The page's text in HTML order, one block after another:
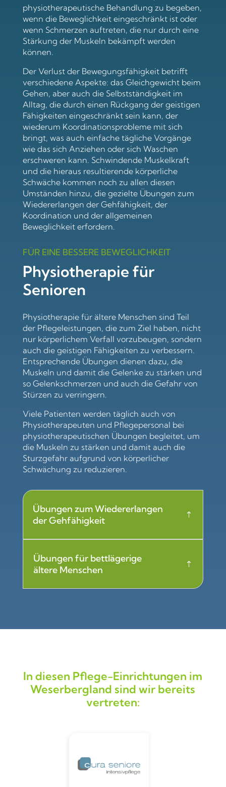
physiotherapeutische Behandlung zu begeben,
wenn die Beweglichkeit eingeschränkt ist oder
wenn Schmerzen auftreten, die nur durch eine
Stärkung der Muskeln bekämpft werden
können.
Der Verlust der Bewegungsfähigkeit betrifft
verschiedene Aspekte: das Gleichgewicht beim
Gehen, aber auch die Selbstständigkeit im
Alltag, die durch einen Rückgang der geistigen
Fähigkeiten eingeschränkt sein kann, der
wiederum Koordinationsprobleme mit sich
bringt, was auch einfache tägliche Vorgänge
wie das sich Anziehen oder sich Waschen
erschweren kann. Schwindende Muskelkraft
und die hieraus resultierende körperliche
Schwäche kommen noch zu allen diesen
Umständen hinzu, die gezielte Übungen zum
Wiedererlangen der Gehfähigkeit, der
Koordination und der allgemeinen
Beweglichkeit erfordern.
FÜR EINE BESSERE BEWEGLICHKEIT
Physiotherapie für
Senioren
Physiotherapie für ältere Menschen sind Teil
der Pflegeleistungen, die zum Ziel haben, nicht
nur körperlichem Verfall vorzubeugen, sondern
auch die geistigen Fähigkeiten zu verbessern.
Entsprechende Übungen dienen dazu, die
Muskeln und damit die Gelenke zu stärken und
so Gelenkschmerzen und auch die Gefahr von
Stürzen zu verringern.
Viele Patienten werden täglich auch von
Physiotherapeuten und Pflegepersonal bei
physiotherapeutischen Übungen begleitet, um
die Muskeln zu stärken und damit auch die
Sturzgefahr aufgrund von körperlicher
Schwächung zu reduzieren.
Übungen zum Wiedererlangen
der Gehfähigkeit
Übungen für bettlägerige
ältere Menschen
In diesen Pflege-Einrichtungen im
Weserbergland sind wir bereits
vertreten: